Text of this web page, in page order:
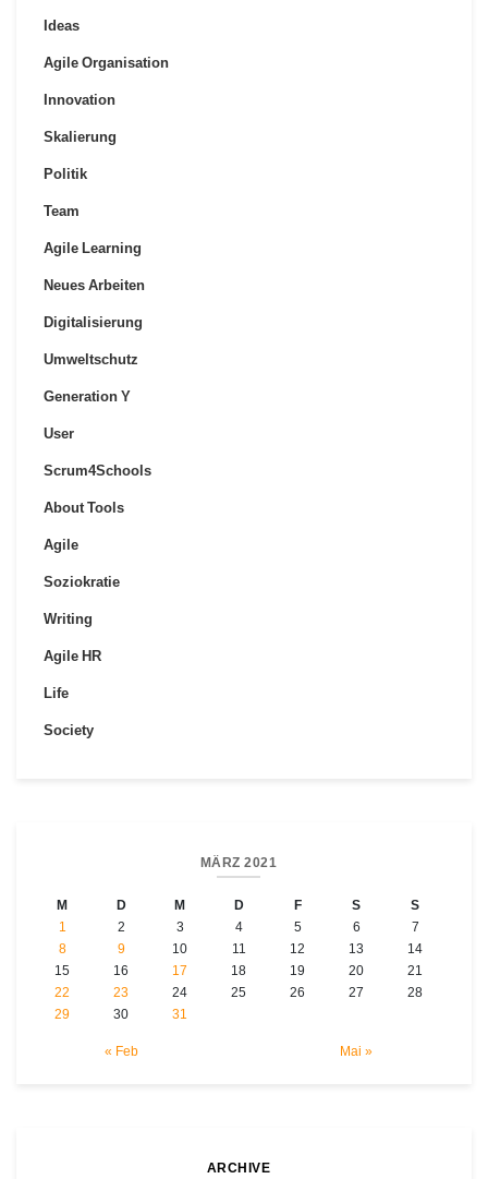
Ideas
Agile Organisation
Innovation
Skalierung
Politik
Team
Agile Learning
Neues Arbeiten
Digitalisierung
Umweltschutz
Generation Y
User
Scrum4Schools
About Tools
Agile
Soziokratie
Writing
Agile HR
Life
Society
MÄRZ 2021
M D M D F S S
« Feb Mai »
1 2 3 4 5 6
7
8
9 10 11 12 13
14
15
16 17 18 19 20
21
22
23 24 25 26 27
28
29
30 31
ARCHIVE